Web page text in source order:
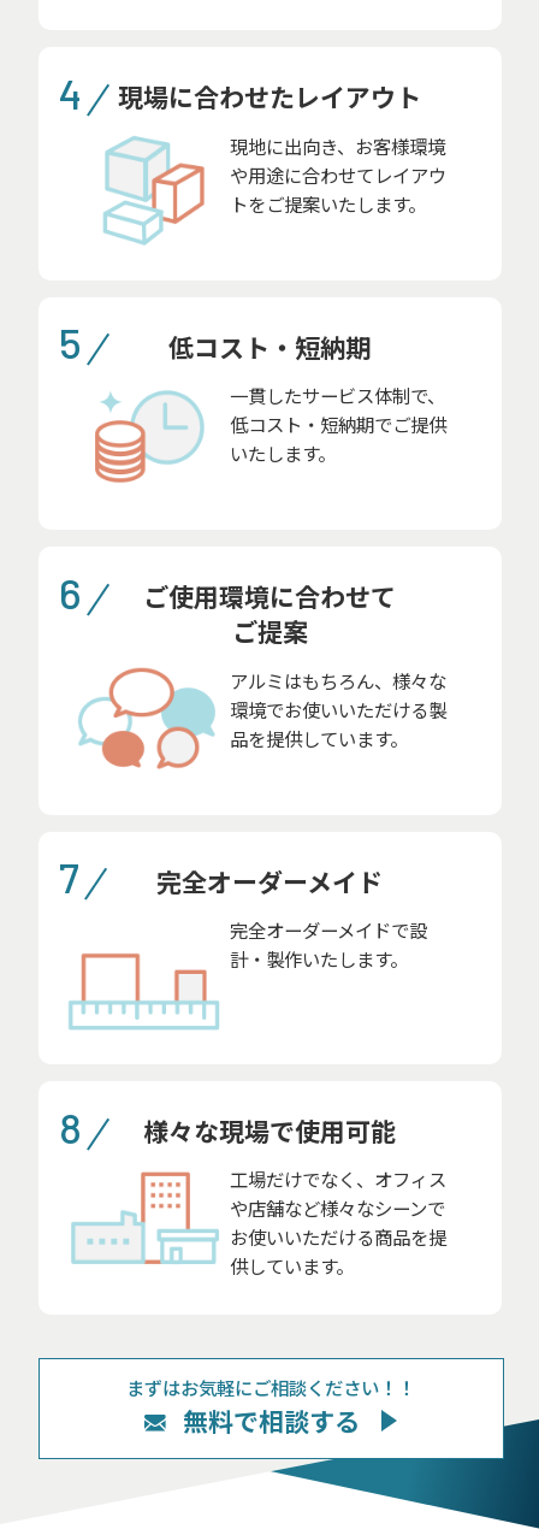
4 現場に合わせたレイアウト
現地に出向き、お客様環境
や用途に合わせてレイアウ
トをご提案いたします。
5 低コスト・短納期
一貫したサービス体制で、
低コスト・短納期でご提供
いたします。
6
ご使用環境に合わせて
ご提案
アルミはもちろん、様々な
環境でお使いいただける製
品を提供しています。
7 完全オーダーメイド
完全オーダーメイドで設
計・製作いたします。
8 様々な現場で使用可能
工場だけでなく、オフィス
や店舗など様々なシーンで
お使いいただける商品を提
供しています。
まずはお気軽にご相談ください！！
無料で相談する